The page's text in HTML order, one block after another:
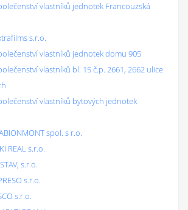
vlastníků jednotek Francouzská
s.r.o.
vlastníků jednotek domu 905
vlastníků bl. 15 č.p. 2661, 2662 ulice
vlastníků bytových jednotek
spol. s r.o.
REAL s.r.o.
s.r.o.
s.r.o.
s.r.o.